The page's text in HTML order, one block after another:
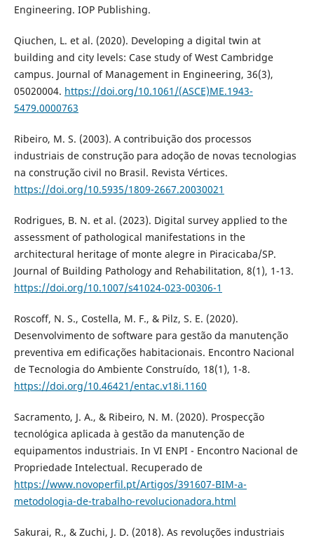
Engineering. IOP Publishing.
Qiuchen, L. et al. (2020). Developing a digital twin at
building and city levels: Case study of West Cambridge
campus. Journal of Management in Engineering, 36(3),
05020004. https://doi.org/10.1061/(ASCE)ME.1943-
5479.0000763
Ribeiro, M. S. (2003). A contribuição dos processos
industriais de construção para adoção de novas tecnologias
na construção civil no Brasil. Revista Vértices.
https://doi.org/10.5935/1809-2667.20030021
Rodrigues, B. N. et al. (2023). Digital survey applied to the
assessment of pathological manifestations in the
architectural heritage of monte alegre in Piracicaba/SP.
Journal of Building Pathology and Rehabilitation, 8(1), 1-13.
https://doi.org/10.1007/s41024-023-00306-1
Roscoff, N. S., Costella, M. F., & Pilz, S. E. (2020).
Desenvolvimento de software para gestão da manutenção
preventiva em edificações habitacionais. Encontro Nacional
de Tecnologia do Ambiente Construído, 18(1), 1-8.
https://doi.org/10.46421/entac.v18i.1160
Sacramento, J. A., & Ribeiro, N. M. (2020). Prospecção
tecnológica aplicada à gestão da manutenção de
equipamentos industriais. In VI ENPI - Encontro Nacional de
Propriedade Intelectual. Recuperado de
https://www.novoperfil.pt/Artigos/391607-BIM-a-
metodologia-de-trabalho-revolucionadora.html
Sakurai, R., & Zuchi, J. D. (2018). As revoluções industriais